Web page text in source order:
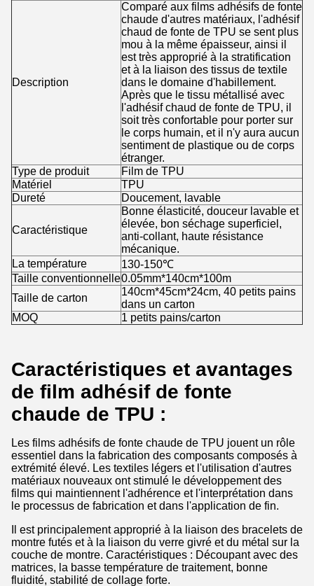
Description
Comparé aux films adhésifs de fonte
chaude d'autres matériaux, l'adhésif
chaud de fonte de TPU se sent plus
mou à la même épaisseur, ainsi il
est très approprié à la stratification
et à la liaison des tissus de textile
dans le domaine d'habillement.
Après que le tissu métallisé avec
l'adhésif chaud de fonte de TPU, il
soit très confortable pour porter sur
le corps humain, et il n'y aura aucun
sentiment de plastique ou de corps
étranger.
Type de produit
Film de TPU
Matériel
TPU
Dureté
Doucement, lavable
Caractéristique
Bonne élasticité, douceur lavable et
élevée, bon séchage superficiel,
anti-collant, haute résistance
mécanique.
La température
130-150℃
Taille conventionnelle0.05mm*140cm*100m
Taille de carton
140cm*45cm*24cm, 40 petits pains
dans un carton
MOQ
1 petits pains/carton
Caractéristiques et avantages
de film adhésif de fonte
chaude de TPU :
Les films adhésifs de fonte chaude de TPU jouent un rôle
essentiel dans la fabrication des composants composés à
extrémité élevé. Les textiles légers et l'utilisation d'autres
matériaux nouveaux ont stimulé le développement des
films qui maintiennent l'adhérence et l'interprétation dans
le processus de fabrication et dans l'application de fin.
Il est principalement approprié à la liaison des bracelets de
montre futés et à la liaison du verre givré et du métal sur la
couche de montre. Caractéristiques : Découpant avec des
matrices, la basse température de traitement, bonne
fluidité, stabilité de collage forte.